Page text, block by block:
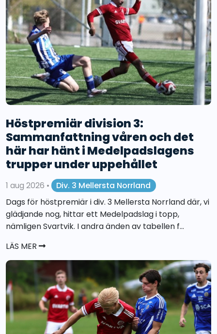
Höstpremiär division 3:
Sammanfattning våren och det
här har hänt i Medelpadslagens
trupper under uppehållet
1 aug 2026 •
Div. 3 Mellersta Norrland
Dags för höstpremiär i div. 3 Mellersta Norrland där, vi
glädjande nog, hittar ett Medelpadslag i topp,
nämligen Svartvik. I andra änden av tabellen f...
LÄS MER